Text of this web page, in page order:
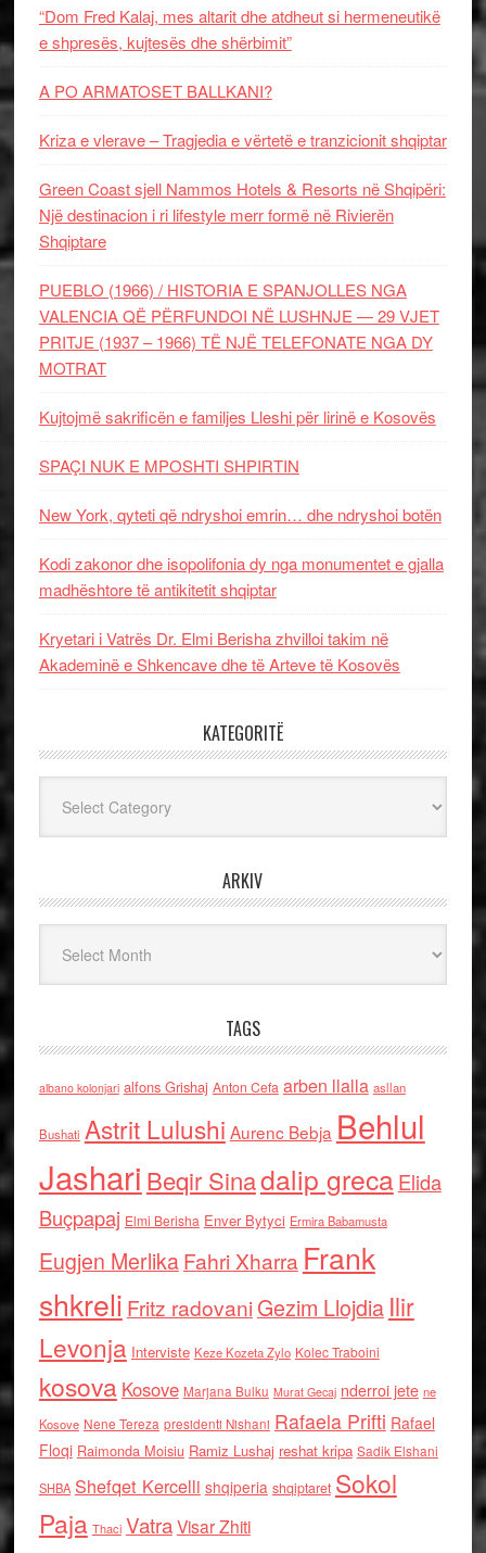
“Dom Fred Kalaj, mes altarit dhe atdheut si hermeneutikë
e shpresës, kujtesës dhe shërbimit”
A PO ARMATOSET BALLKANI?
Kriza e vlerave – Tragjedia e vërtetë e tranzicionit shqiptar
Green Coast sjell Nammos Hotels & Resorts në Shqipëri:
Një destinacion i ri lifestyle merr formë në Rivierën
Shqiptare
PUEBLO (1966) / HISTORIA E SPANJOLLES NGA
VALENCIA QË PËRFUNDOI NË LUSHNJE — 29 VJET
PRITJE (1937 – 1966) TË NJË TELEFONATE NGA DY
MOTRAT
Kujtojmë sakrificën e familjes Lleshi për lirinë e Kosovës
SPAÇI NUK E MPOSHTI SHPIRTIN
New York, qyteti që ndryshoi emrin… dhe ndryshoi botën
Kodi zakonor dhe isopolifonia dy nga monumentet e gjalla
madhështore të antikitetit shqiptar
Kryetari i Vatrës Dr. Elmi Berisha zhvilloi takim në
Akademinë e Shkencave dhe të Arteve të Kosovës
KATEGORITË
ARKIV
TAGS
albano kolonjari alfons Grishaj Anton Cefa arben llalla asllan
Bushati Astrit Lulushi Aurenc Bebja Behlul
Jashari Beqir Sinadalip grecaElida
Buçpapaj Elmi Berisha Enver Bytyci Ermira Babamusta
Eugjen MerlikaFahri Xharra Frank
shkreli Fritz radovaniGezim Llojdia Ilir
Levonja Interviste Keze Kozeta Zylo Kolec Traboini
kosova Kosove Marjana Bulku Murat Gecaj nderroi jete ne
Kosove Nene Tereza presidenti Nishani Rafaela Prifti Rafael
Floqi Raimonda Moisiu Ramiz Lushaj reshat kripa Sadik Elshani
SHBA Shefqet Kercelli shqiperia shqiptaret Sokol
Paja Thaci VatraVisar Zhiti